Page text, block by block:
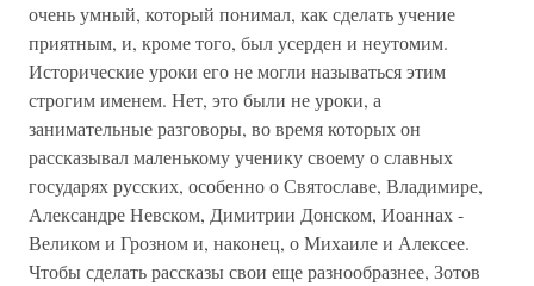
очень умный, который понимал, как сделать учение
приятным, и, кроме того, был усерден и неутомим.
Исторические уроки его не могли называться этим
строгим именем. Нет, это были не уроки, а
занимательные разговоры, во время которых он
рассказывал маленькому ученику своему о славных
государях русских, особенно о Святославе, Владимире,
Александре Невском, Димитрии Донском, Иоаннах -
Великом и Грозном и, наконец, о Михаиле и Алексее.
Чтобы сделать рассказы свои еще разнообразнее, Зотов